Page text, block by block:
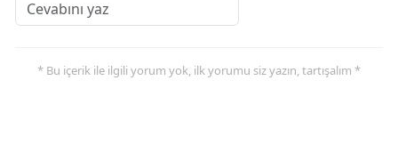
* Bu içerik ile ilgili yorum yok, ilk yorumu siz yazın, tartışalım *